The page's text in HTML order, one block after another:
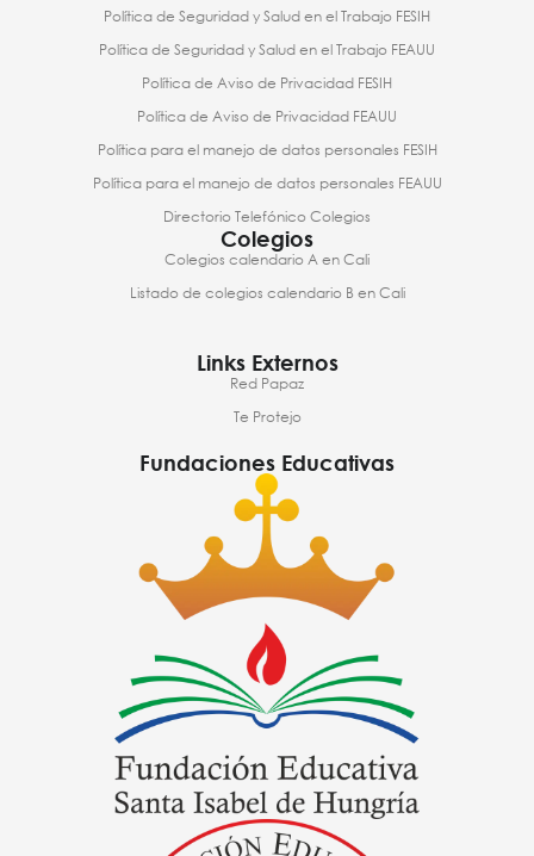
Política de Seguridad y Salud en el Trabajo FESIH
Política de Seguridad y Salud en el Trabajo FEAUU
Política de Aviso de Privacidad FESIH
Política de Aviso de Privacidad FEAUU
Política para el manejo de datos personales FESIH
Política para el manejo de datos personales FEAUU
Directorio Telefónico Colegios
Colegios
Colegios calendario A en Cali
Listado de colegios calendario B en Cali
Links Externos
Red Papaz
Te Protejo
Fundaciones Educativas